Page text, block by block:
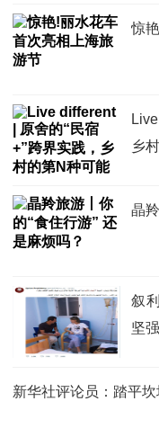
惊
乡
晶
叙
坚强
新华社评论员：踏平